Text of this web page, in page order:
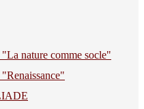
nature comme socle"